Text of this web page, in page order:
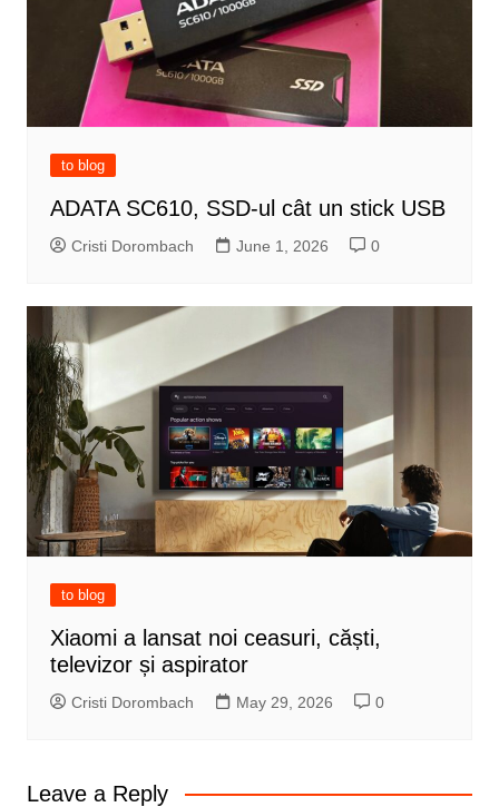
to blog
ADATA SC610, SSD-ul cât un stick USB
Cristi Dorombach June 1, 2026 0
to blog
Xiaomi a lansat noi ceasuri, căști,
televizor și aspirator
Cristi Dorombach May 29, 2026 0
Leave a Reply